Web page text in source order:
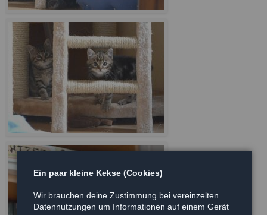
Ein paar kleine Kekse (Cookies)
Wir brauchen deine Zustimmung bei vereinzelten
Datennutzungen um Informationen auf einem Gerät